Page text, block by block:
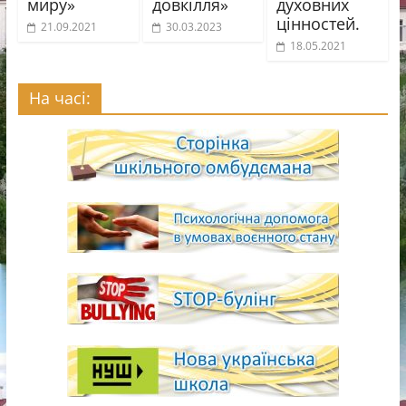
миру»
21.09.2021
довкілля»
30.03.2023
духовних
цінностей.
18.05.2021
На часі: